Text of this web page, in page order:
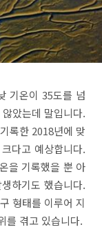
기온이 35도를 넘
았는데 말입니다.
록한 2018년에 맞
다고 예상합니다.
을 기록했을 뿐 아
하기도 했습니다.
형태를 이루어 지
를 겪고 있습니다.